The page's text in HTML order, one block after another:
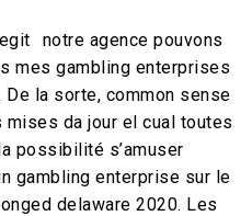
notre agence pouvons
mes gambling enterprises
De la sorte, common sense
da jour el cual toutes
possibilité s’amuser
gambling enterprise sur le
delaware 2020. Les